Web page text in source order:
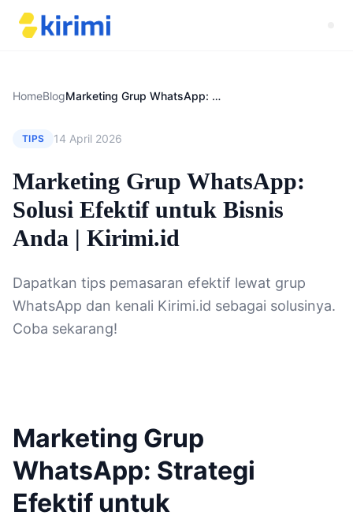
HomeBlog Marketing Grup WhatsApp: Solusi Efektif untuk Bisnis Anda | Kirimi.id
TIPS 14 April 2026
Marketing Grup WhatsApp:
Solusi Efektif untuk Bisnis
Anda | Kirimi.id
Dapatkan tips pemasaran efektif lewat grup
WhatsApp dan kenali Kirimi.id sebagai solusinya.
Coba sekarang!
Marketing Grup
WhatsApp: Strategi
Efektif untuk